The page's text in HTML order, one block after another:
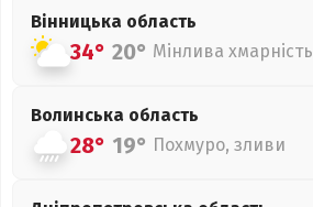
Вінницька область
34° 20° Мінлива хмарність
Волинська область
28° 19° Похмуро, зливи